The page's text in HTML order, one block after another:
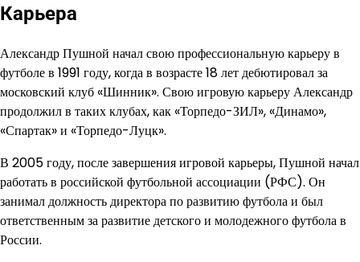
Карьера
Александр Пушной начал свою профессиональную карьеру в
футболе в 1991 году, когда в возрасте 18 лет дебютировал за
московский клуб «Шинник». Свою игровую карьеру Александр
продолжил в таких клубах, как «Торпедо-ЗИЛ», «Динамо»,
«Спартак» и «Торпедо-Луцк».
В 2005 году, после завершения игровой карьеры, Пушной начал
работать в российской футбольной ассоциации (РФС). Он
занимал должность директора по развитию футбола и был
ответственным за развитие детского и молодежного футбола в
России.